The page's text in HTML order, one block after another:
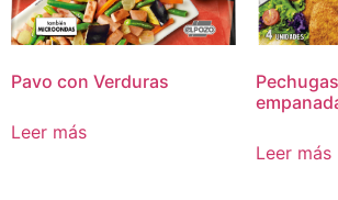
Pavo con Verduras
Leer más
Leer más